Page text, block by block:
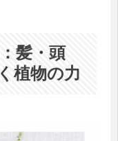
髪・頭
植物の力